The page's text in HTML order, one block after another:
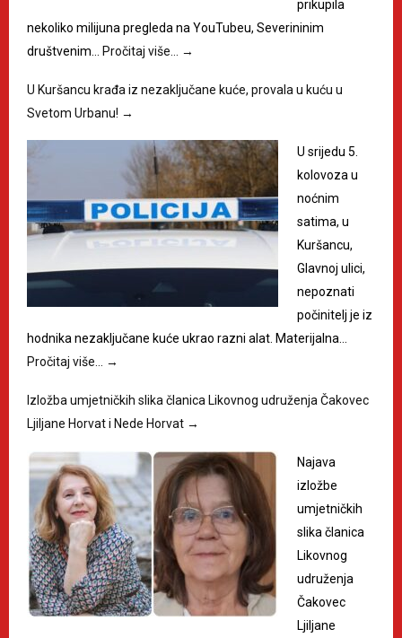
prikupila
nekoliko milijuna pregleda na YouTubeu, Severininim
društvenim…
Pročitaj više… →
U Kuršancu krađa iz nezaključane kuće, provala u kuću u
Svetom Urbanu! →
U srijedu 5.
kolovoza u
noćnim
satima, u
Kuršancu,
Glavnoj ulici,
nepoznati
počinitelj je iz
hodnika nezaključane kuće ukrao razni alat. Materijalna…
Pročitaj više…
→
Izložba umjetničkih slika članica Likovnog udruženja Čakovec
Ljiljane Horvat i Nede Horvat →
Najava
izložbe
umjetničkih
slika članica
Likovnog
udruženja
Čakovec
Ljiljane